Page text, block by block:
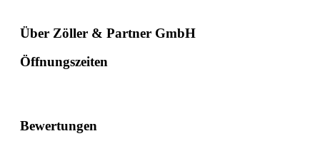
Über Zöller & Partner GmbH
Öffnungszeiten
Bewertungen